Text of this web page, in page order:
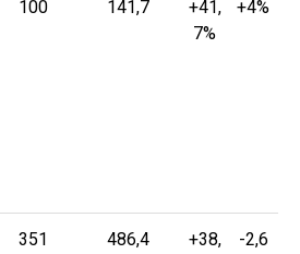
100 141,7
+41,
7%
+4%
351 486,4
+38,
-2,6